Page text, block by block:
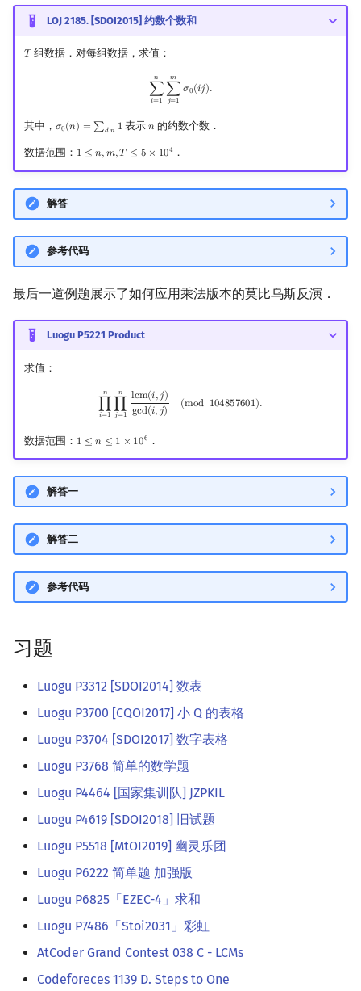
LOJ 2185. [SDOI2015] 约数个数和
𝑇
T组数据．对每组数据，求值：
𝑛
∑
𝑖=1
𝑚
∑
𝑗=1
𝜎0(𝑖𝑗).
i=1n ∑j=1 σ (
其中， 𝜎0(𝑛) = ∑𝑑∣𝑛 1
σ0(n) =∑d∣n1 表示 𝑛
n的约数个数．
数据范围： 1 ≤ 𝑛,𝑚,𝑇 ≤ 5 × 104
1≤n m, T≤5×104 ．
解答
参考代码
最后一道例题展示了如何应用乘法版本的莫比乌斯反演．
Luogu P5221 Product
求值：
𝑛
∏
𝑖=1
𝑛
∏
𝑗=1
lcm(𝑖,𝑗)
gcd(𝑖,𝑗) (mod 104857601).
1n∏j=1 nlcm(i ,j)
数据范围： 1 ≤ 𝑛 ≤ 1 × 106
1≤n ≤1 ×106 ．
解答一
解答二
参考代码
习题
Luogu P3312 [SDOI2014] 数表
Luogu P3700 [CQOI2017] 小 Q 的表格
Luogu P3704 [SDOI2017] 数字表格
Luogu P3768 简单的数学题
Luogu P4464 [国家集训队] JZPKIL
Luogu P4619 [SDOI2018] 旧试题
Luogu P5518 [MtOI2019] 幽灵乐团
Luogu P6222 简单题 加强版
Luogu P6825「EZEC-4」求和
Luogu P7486「Stoi2031」彩虹
AtCoder Grand Contest 038 C - LCMs
Codeforeces 1139 D. Steps to One